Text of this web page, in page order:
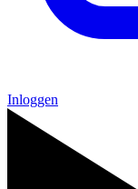
Inloggen